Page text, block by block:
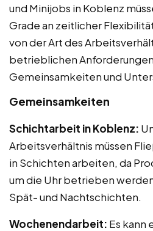
und Minijobs in Koblenz
Grade an zeitlicher
von der Art des
betrieblichen
Gemeinsamkeiten und
Gemeinsamkeiten
Schichtarbeit in Koblenz:
Arbeitsverhältnis müssen
in Schichten arbeiten, da
um die Uhr betrieben
Spät- und Nachtschichten.
Wochenendarbeit: Es kann